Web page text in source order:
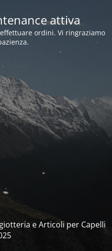
attiva
ordini. Vi ringraziamo
e Articoli per Capelli